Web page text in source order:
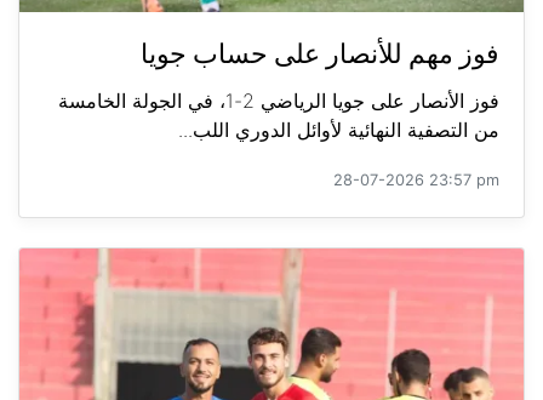
فوز مهم للأنصار على حساب جويا
فوز الأنصار على جويا الرياضي 2-1، في الجولة الخامسة
من التصفية النهائية لأوائل الدوري اللب...
28-07-2026 23:57 pm